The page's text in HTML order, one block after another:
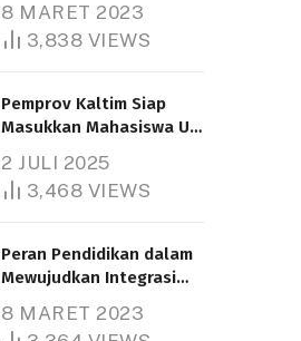
8 MARET 2023
3,838 VIEWS
Pemprov Kaltim Siap
Masukkan Mahasiswa UT
Bantuan Pendidikan
Gratispol
2 JULI 2025
3,468 VIEWS
Peran Pendidikan dalam
Mewujudkan Integrasi
8 MARET 2023